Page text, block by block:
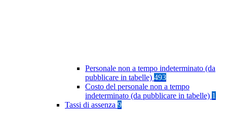
Personale non a tempo indeterminato (da
pubblicare in tabelle) 493
Costo del personale non a tempo
indeterminato (da pubblicare in tabelle) 1
Tassi di assenza 9